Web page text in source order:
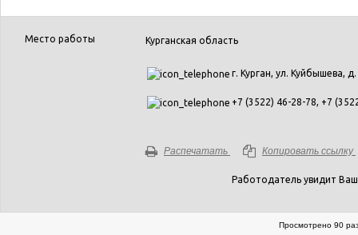
Место работы Курганская область
г. Курган, ул. Куйбышева,
+7 (3522) 46-28-78, +7
Распечатать Копировать ссылку
Работодатель увидит
Просмотрено 90